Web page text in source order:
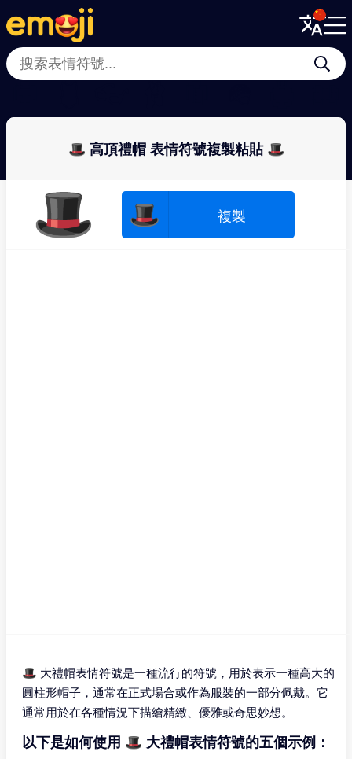
Menu
Close
Menu
Close
🎩 高頂禮帽 表情符號複製粘貼 🎩
🎩 🎩 複製
🎩 大禮帽表情符號是一種流行的符號，用於表示一種高大的
圓柱形帽子，通常在正式場合或作為服裝的一部分佩戴。它
通常用於在各種情況下描繪精緻、優雅或奇思妙想。
以下是如何使用 🎩 大禮帽表情符號的五個示例：